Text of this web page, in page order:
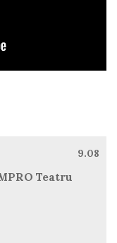
Teatru
9.08